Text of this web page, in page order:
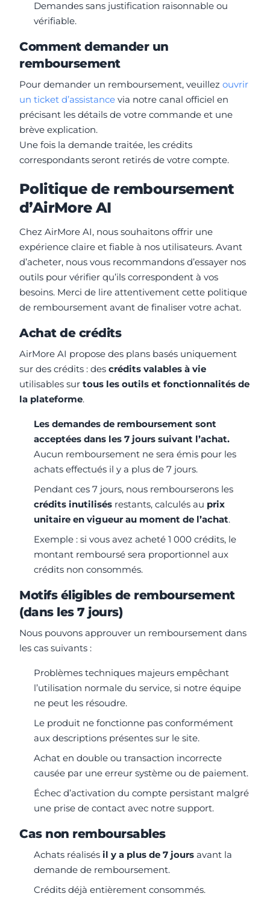
Demandes sans justification raisonnable ou
vérifiable.
Comment demander un
remboursement
Pour demander un remboursement, veuillez ouvrir
un ticket d’assistance via notre canal officiel en
précisant les détails de votre commande et une
brève explication.
Une fois la demande traitée, les crédits
correspondants seront retirés de votre compte.
Politique de remboursement
d’AirMore AI
Chez AirMore AI, nous souhaitons offrir une
expérience claire et fiable à nos utilisateurs. Avant
d’acheter, nous vous recommandons d’essayer nos
outils pour vérifier qu’ils correspondent à vos
besoins. Merci de lire attentivement cette politique
de remboursement avant de finaliser votre achat.
Achat de crédits
AirMore AI propose des plans basés uniquement
sur des crédits : des crédits valables à vie
utilisables sur tous les outils et fonctionnalités de
la plateforme.
Les demandes de remboursement sont
acceptées dans les 7 jours suivant l’achat.
Aucun remboursement ne sera émis pour les
achats effectués il y a plus de 7 jours.
Pendant ces 7 jours, nous rembourserons les
crédits inutilisés restants, calculés au prix
unitaire en vigueur au moment de l’achat.
Exemple : si vous avez acheté 1 000 crédits, le
montant remboursé sera proportionnel aux
crédits non consommés.
Motifs éligibles de remboursement
(dans les 7 jours)
Nous pouvons approuver un remboursement dans
les cas suivants :
Problèmes techniques majeurs empêchant
l’utilisation normale du service, si notre équipe
ne peut les résoudre.
Le produit ne fonctionne pas conformément
aux descriptions présentes sur le site.
Achat en double ou transaction incorrecte
causée par une erreur système ou de paiement.
Échec d’activation du compte persistant malgré
une prise de contact avec notre support.
Cas non remboursables
Achats réalisés il y a plus de 7 jours avant la
demande de remboursement.
Crédits déjà entièrement consommés.